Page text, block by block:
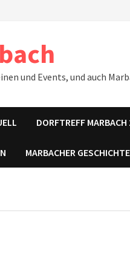
und Events, und auch
DORFTREFF
MARBACHER GESCHICHTE